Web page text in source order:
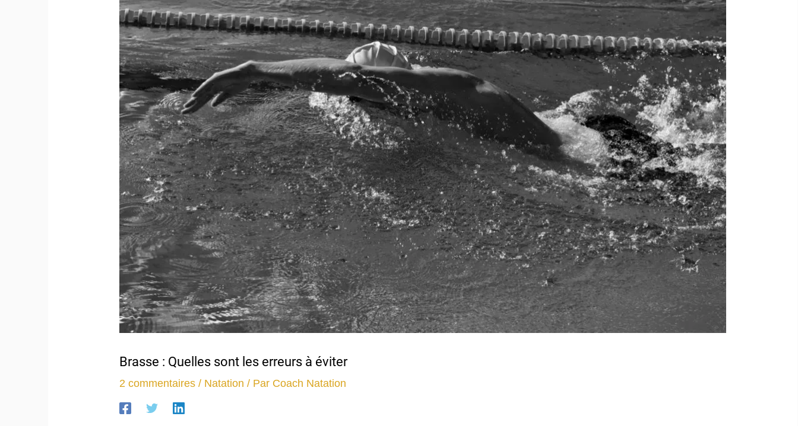
Brasse : Quelles sont les erreurs à éviter
2 commentaires / Natation / Par Coach Natation